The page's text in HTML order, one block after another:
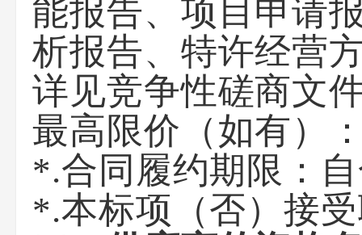
能报告、项目申请
析报告、特许经营
详见竞争性磋商文
最高限价（如有）
*.合同履约期限：
*.本标项 （否）接